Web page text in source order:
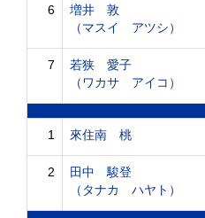
6
増井 敦
（マスイ アツシ）
7
若狭 愛子
（ワカサ アイコ）
1 來住南 桃
2
田中 駿登
（タナカ ハヤト）